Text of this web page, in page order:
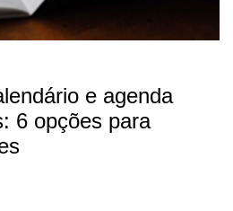
e agenda
6 opções para